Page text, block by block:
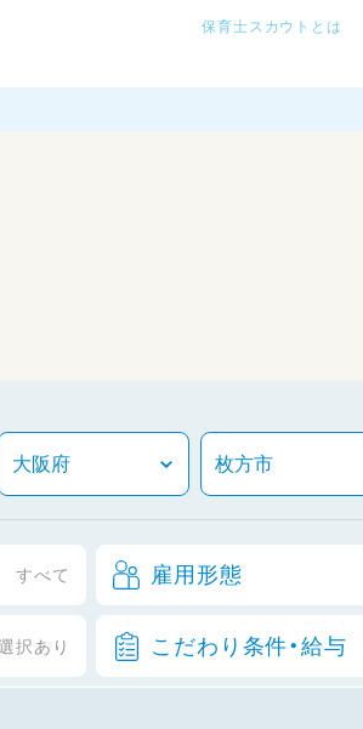
保育士スカウトとは
すべて 雇用形態
選択あり こだわり条件・給与